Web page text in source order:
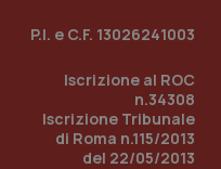
P.I. e C.F. 13026241003
Iscrizione al ROC
n.34308
Iscrizione Tribunale
di Roma n.115/2013
del 22/05/2013
.quotidianosanita.it
1
mese